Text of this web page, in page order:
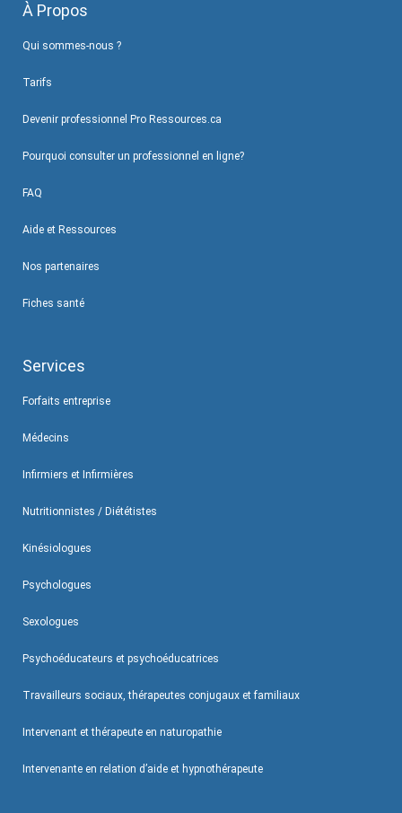
À Propos
Qui sommes-nous ?
Tarifs
Devenir professionnel Pro Ressources.ca
Pourquoi consulter un professionnel en ligne?
FAQ
Aide et Ressources
Nos partenaires
Fiches santé
Services
Forfaits entreprise
Médecins
Infirmiers et Infirmières
Nutritionnistes / Diététistes
Kinésiologues
Psychologues
Sexologues
Psychoéducateurs et psychoéducatrices
Travailleurs sociaux, thérapeutes conjugaux et familiaux
Intervenant et thérapeute en naturopathie
Intervenante en relation d’aide et hypnothérapeute